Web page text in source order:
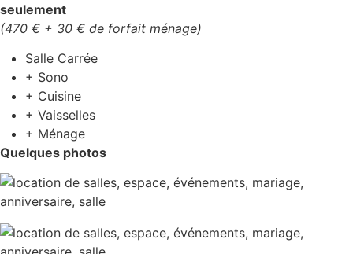
seulement
(470 € + 30 € de forfait ménage)
Salle Carrée
+ Sono
+ Cuisine
+ Vaisselles
+ Ménage
Quelques photos